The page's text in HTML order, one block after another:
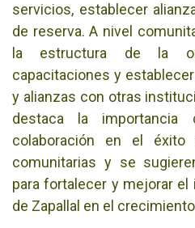
servicios, establecer
de reserva. A nivel
la estructura de la
capacitaciones y
y alianzas con otras
destaca la
colaboración en el éxito
comunitarias y se
para fortalecer y mejorar el
de Zapallal en el